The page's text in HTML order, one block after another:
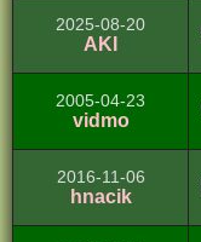
2025-08-20
AKI
2005-04-23
vidmo
2016-11-06
hnacik